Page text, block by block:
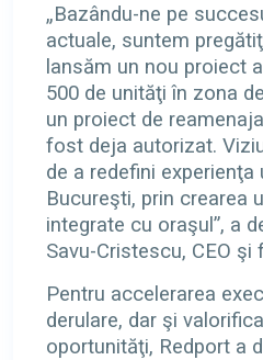
„Bazându-ne pe
actuale, suntem
lansăm un nou proiect
500 de unităţi în zona
un proiect de
fost deja autorizat.
de a redefini experienţa
Bucureşti, prin crearea
integrate cu oraşul”, a
Savu-Cristescu, CEO
Pentru accelerarea
derulare, dar şi
oportunităţi, Redport a